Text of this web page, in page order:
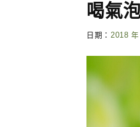
喝氣
日期： 2018